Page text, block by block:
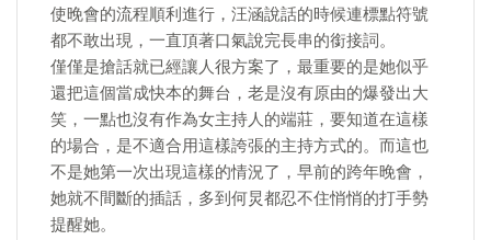
使晚會的流程順利進行，汪涵說話的時候連標點符號
都不敢出現，一直頂著口氣說完長串的銜接詞。
僅僅是搶話就已經讓人很方案了，最重要的是她似乎
還把這個當成快本的舞台，老是沒有原由的爆發出大
笑，一點也沒有作為女主持人的端莊，要知道在這樣
的場合，是不適合用這樣誇張的主持方式的。而這也
不是她第一次出現這樣的情況了，早前的跨年晚會，
她就不間斷的插話，多到何炅都忍不住悄悄的打手勢
提醒她。